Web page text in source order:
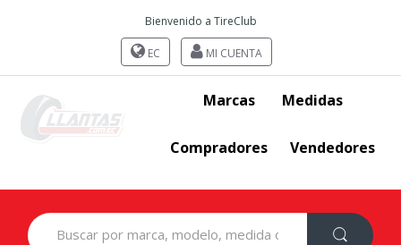
Bienvenido a TireClub
EC MI CUENTA
Marcas Medidas
Compradores Vendedores
Search
for: